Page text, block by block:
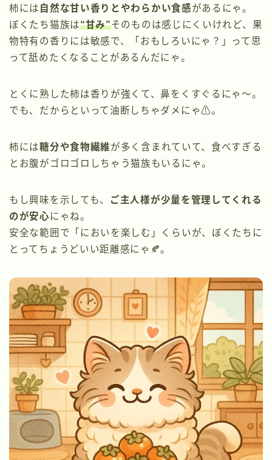
柿には 自然な甘い香りとやわらかい食感があるにゃ。
ぼくたち猫族は“甘み”そのものは感じにくいけれど、果
物特有の香りには敏感で、「おもしろいにゃ？」って思
って舐めたくなることがあるんだにゃ。
とくに熟した柿は香りが強くて、鼻をくすぐるにゃ〜。
でも、だからといって油断しちゃダメにゃ⚠️。
柿には糖分や食物繊維が多く含まれていて、食べすぎる
とお腹がゴロゴロしちゃう猫族もいるにゃ。
もし興味を示しても、
ご主人様が少量を管理してくれる
のが安心にゃね。
安全な範囲で「においを楽しむ」くらいが、ぼくたちに
とってちょうどいい距離感にゃ🍂。